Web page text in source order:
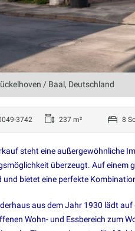
/ Baal, Deutschland
3742 237 m² 8
steht eine außergewöhnliche
überzeugt. Auf einem
und bietet eine perfekte
aus dem Jahr 1930 lädt
Wohn- und Essbereich zum